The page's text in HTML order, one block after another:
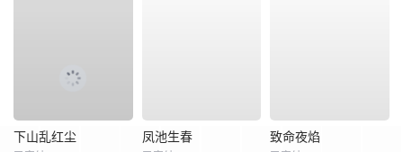
下山乱红尘 凤池生春 致命夜焰